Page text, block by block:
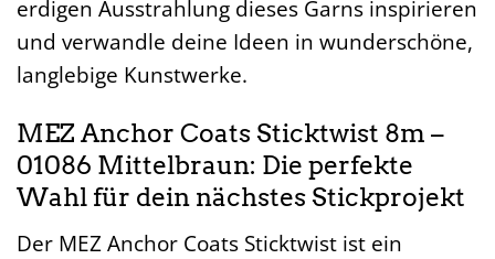
erdigen Ausstrahlung dieses Garns inspirieren
und verwandle deine Ideen in wunderschöne,
langlebige Kunstwerke.
MEZ Anchor Coats Sticktwist 8m –
01086 Mittelbraun: Die perfekte
Wahl für dein nächstes Stickprojekt
Der MEZ Anchor Coats Sticktwist ist ein